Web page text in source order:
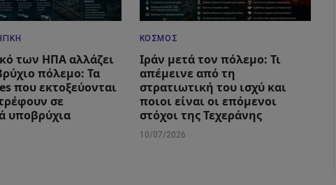
των ΗΠΑ αλλάζει
πόλεμο: Τα
που εκτοξεύονται
σε
υποβρύχια
ΚΌΣΜΟΣ
Ιράν μετά τον πόλεμο: Τι
απέμεινε από τη
στρατιωτική του ισχύ και
ποιοι είναι οι επόμενοι
στόχοι της Τεχεράνης
10/07/2026